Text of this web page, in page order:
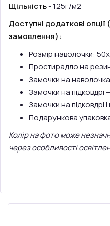
Щільність- 125г/м2
Доступні додаткові
замовлення):
Розмір наволочки:
Простирадло на
Замочки на
Замочки на підковдрі
Замочки на підковдрі
Подарункова
Колір на фото може
через особливості